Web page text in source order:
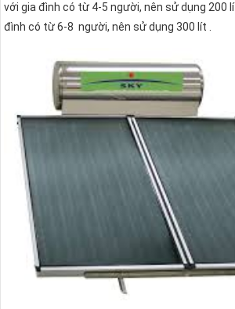
với gia đình có từ 4-5 người, nên sử dụng 200
đình có từ 6-8 người, nên sử dụng 300 lít .